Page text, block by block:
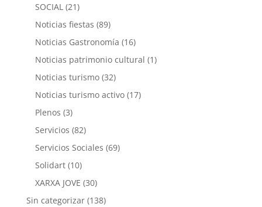
SOCIAL(21)
Noticias fiestas (89)
Noticias Gastronomía (16)
Noticias patrimonio cultural (1)
Noticias turismo(32)
Noticias turismo activo(17)
Plenos (3)
Servicios (82)
Servicios Sociales (69)
Solidart(10)
XARXA JOVE (30)
Sin categorizar(138)